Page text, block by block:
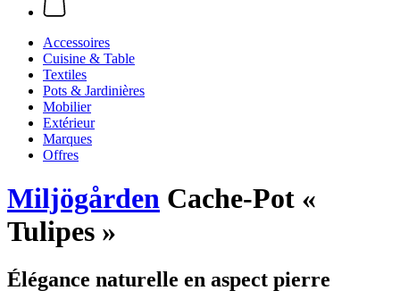
Accessoires
Cuisine & Table
Textiles
Pots & Jardinières
Mobilier
Extérieur
Marques
Offres
Miljögården Cache-Pot «
Tulipes »
Élégance naturelle en aspect pierre